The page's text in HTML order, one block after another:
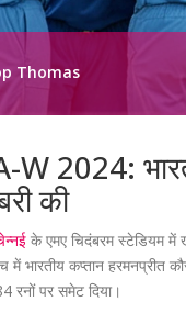
Thomas
2024:
की
के एमए चिदंबरम स्टेडियम में
में भारतीय कप्तान
रनों पर समेट दिया।